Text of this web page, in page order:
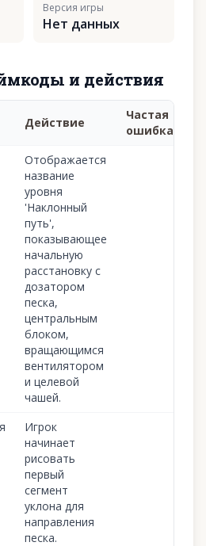
Версия игры
Нет данных
и действия
Действие
Частая
ошибка
Отображается
название
уровня
'Наклонный
путь',
показывающее
начальную
расстановку с
дозатором
песка,
центральным
блоком,
вращающимся
вентилятором
и целевой
чашей.
Игрок
начинает
рисовать
первый
сегмент
уклона для
направления
песка.